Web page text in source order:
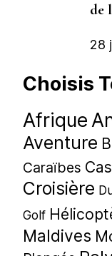
de
28
Choisis
Afrique
Aventure
Caraïbes
Croisière
Golf
Maldives